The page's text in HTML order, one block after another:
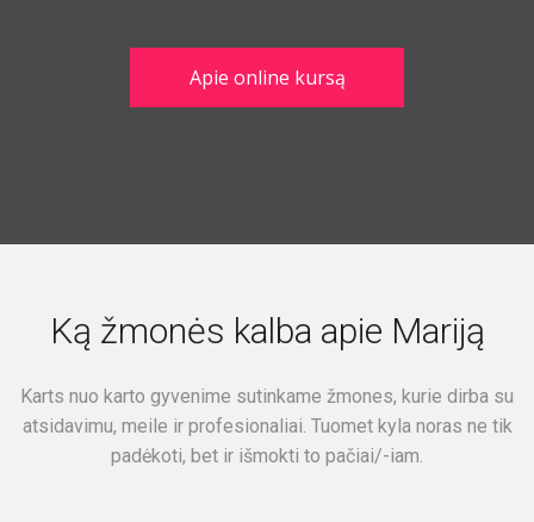
Apie online kursą
Ką žmonės kalba apie Mariją
Karts nuo karto gyvenime sutinkame žmones, kurie dirba su
atsidavimu, meile ir profesionaliai. Tuomet kyla noras ne tik
padėkoti, bet ir išmokti to pačiai/-iam.